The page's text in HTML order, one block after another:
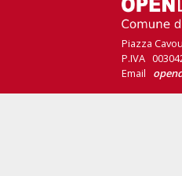
Piazza
P.IVA
Email